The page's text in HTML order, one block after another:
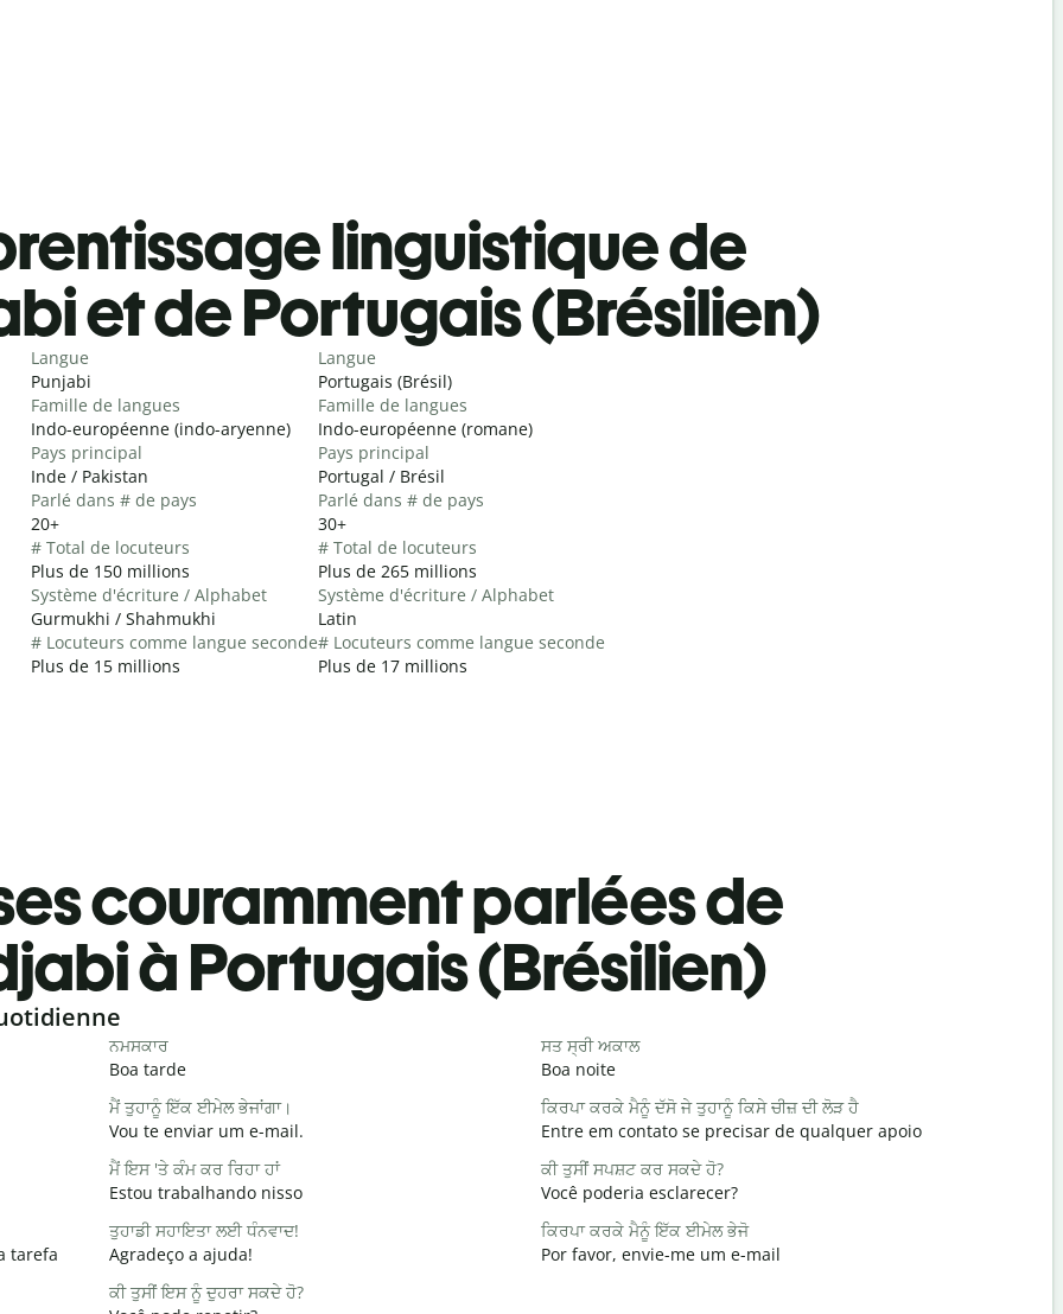
linguistique de
et de Portugais (Brésilien)
Langue
Punjabi
Famille de langues
Indo-européenne (indo-aryenne)
Pays principal
Inde / Pakistan
Parlé dans # de pays
20+
# Total de locuteurs
Plus de 150 millions
Système d'écriture / Alphabet
Gurmukhi / Shahmukhi
# Locuteurs comme langue seconde
Plus de 15 millions
Langue
Portugais (Brésil)
Famille de langues
Indo-européenne (romane)
Pays principal
Portugal / Brésil
Parlé dans # de pays
30+
# Total de locuteurs
Plus de 265 millions
Système d'écriture / Alphabet
Latin
# Locuteurs comme langue seconde
Plus de 17 millions
couramment parlées de
à Portugais (Brésilien)
ਨਮਸਕਾਰ
Boa tarde
ਸਤ ਸ੍ਰੀ ਅਕਾਲ
Boa noite
ਮੈਂ ਤੁਹਾਨੂੰ ਇੱਕ ਈਮੇਲ ਭੇਜਾਂਗਾ।
Vou te enviar um e-mail.
ਕਿਰਪਾ ਕਰਕੇ ਮੈਨੂੰ ਦੱਸੋ ਜੇ ਤੁਹਾਨੂੰ ਕਿਸੇ ਚੀਜ਼ ਦੀ ਲੋੜ ਹੈ
Entre em contato se precisar de qualquer apoio
ਮੈਂ ਇਸ 'ਤੇ ਕੰਮ ਕਰ ਰਿਹਾ ਹਾਂ
Estou trabalhando nisso
ਕੀ ਤੁਸੀਂ ਸਪਸ਼ਟ ਕਰ ਸਕਦੇ ਹੋ?
Você poderia esclarecer?
tarefa
ਤੁਹਾਡੀ ਸਹਾਇਤਾ ਲਈ ਧੰਨਵਾਦ!
Agradeço a ajuda!
ਕਿਰਪਾ ਕਰਕੇ ਮੈਨੂੰ ਇੱਕ ਈਮੇਲ ਭੇਜੋ
Por favor, envie-me um e-mail
ਕੀ ਤੁਸੀਂ ਇਸ ਨੂੰ ਦੁਹਰਾ ਸਕਦੇ ਹੋ?